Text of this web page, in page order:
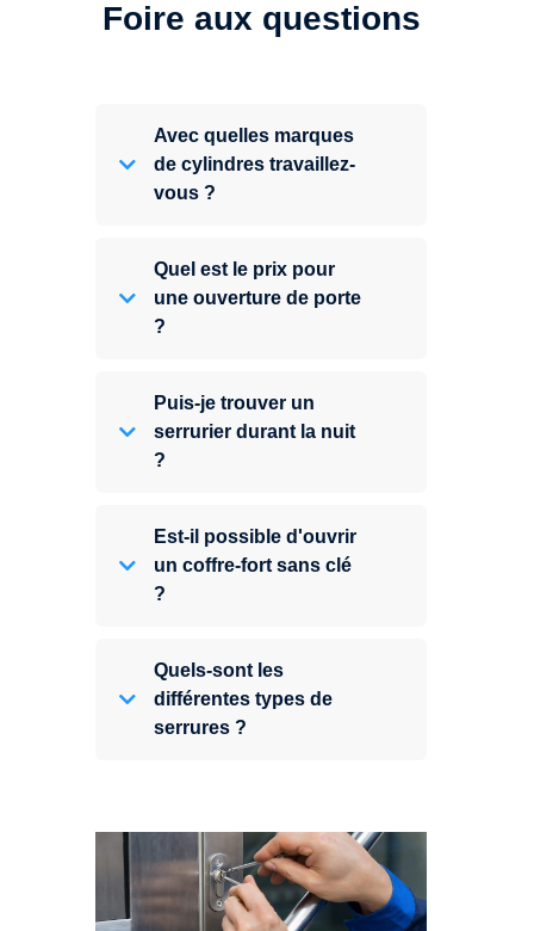
Foire aux questions
Avec quelles marques
de cylindres travaillez-
vous ?
Quel est le prix pour
une ouverture de porte
?
Puis-je trouver un
serrurier durant la nuit
?
Est-il possible d'ouvrir
un coffre-fort sans clé
?
Quels-sont les
différentes types de
serrures ?
Vous avez perdu vos clés ou la
porte s'est refermée derrière vous
? Un serrurier est disponible